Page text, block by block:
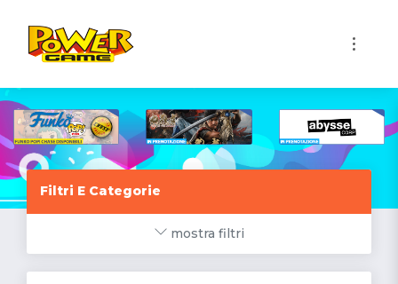
Filtri E Categorie
mostra filtri